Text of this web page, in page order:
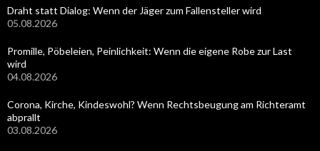
Draht statt Dialog: Wenn der Jäger zum Fallensteller wird
05.08.2026
Promille, Pöbeleien, Peinlichkeit: Wenn die eigene Robe zur Last
wird
04.08.2026
Corona, Kirche, Kindeswohl? Wenn Rechtsbeugung am Richteramt
abprallt
03.08.2026